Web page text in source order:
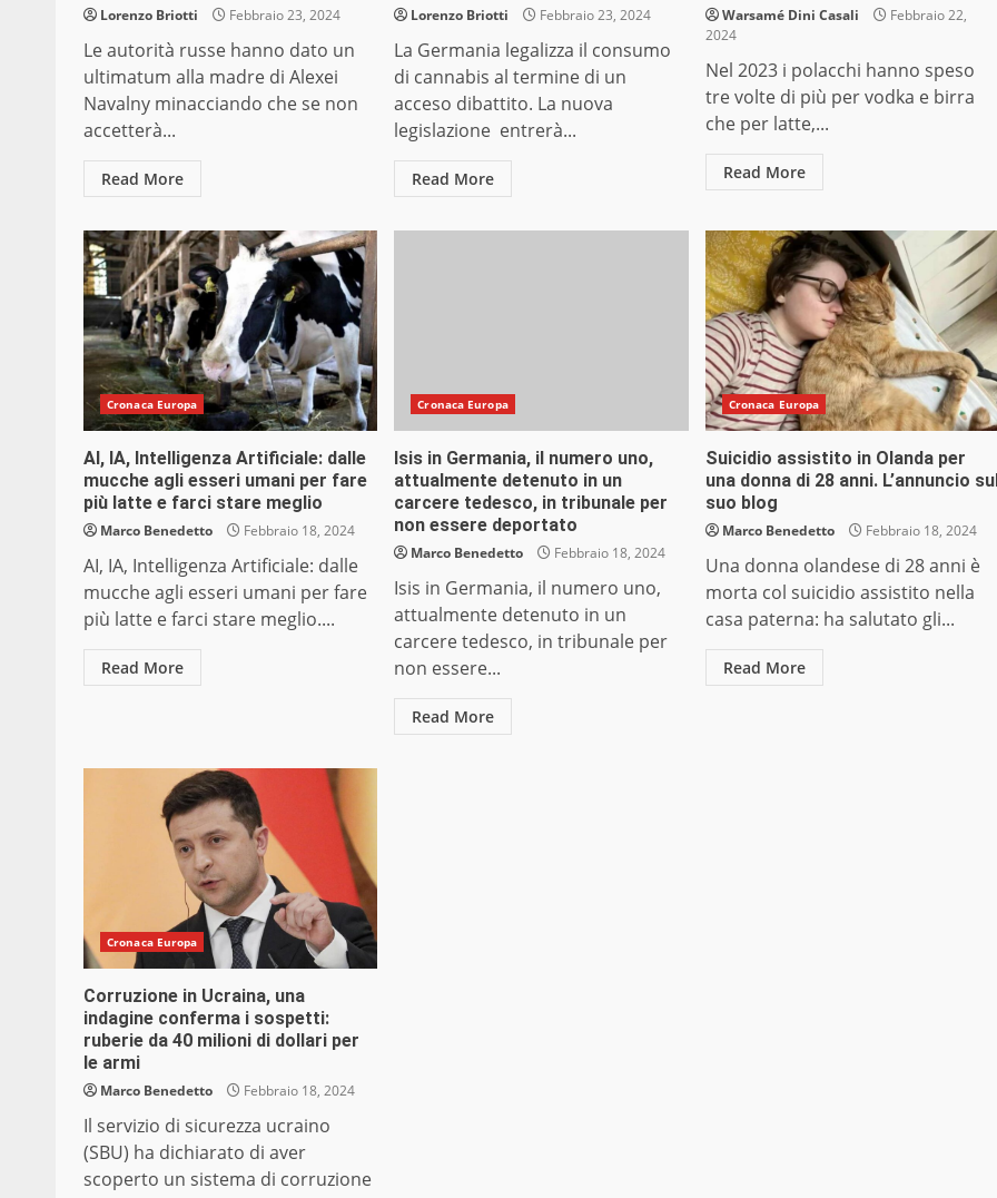
Lorenzo Briotti Febbraio 23, 2024
Le autorità russe hanno dato un
ultimatum alla madre di Alexei
Navalny minacciando che se non
accetterà...
Read More
Lorenzo Briotti Febbraio 23, 2024
La Germania legalizza il consumo
di cannabis al termine di un
acceso dibattito. La nuova
legislazione entrerà...
Read More
Warsamé Dini Casali
Febbraio 22,
2024
Nel 2023 i polacchi hanno speso
tre volte di più per vodka e birra
che per latte,...
Read More
Cronaca Europa
AI, IA, Intelligenza Artificiale: dalle
mucche agli esseri umani per fare
più latte e farci stare meglio
Marco Benedetto Febbraio 18, 2024
AI, IA, Intelligenza Artificiale: dalle
mucche agli esseri umani per fare
più latte e farci stare meglio....
Read More
Cronaca Europa
Isis in Germania, il numero uno,
attualmente detenuto in un
carcere tedesco, in tribunale per
non essere deportato
Marco Benedetto Febbraio 18, 2024
Isis in Germania, il numero uno,
attualmente detenuto in un
carcere tedesco, in tribunale per
non essere...
Read More
Cronaca Europa
Suicidio assistito in Olanda per
una donna di 28 anni. L’annuncio
suo blog
Marco Benedetto Febbraio 18, 2024
Una donna olandese di 28 anni è
morta col suicidio assistito nella
casa paterna: ha salutato gli...
Read More
Cronaca Europa
Corruzione in Ucraina, una
indagine conferma i sospetti:
ruberie da 40 milioni di dollari per
le armi
Marco Benedetto Febbraio 18, 2024
Il servizio di sicurezza ucraino
(SBU) ha dichiarato di aver
scoperto un sistema di corruzione